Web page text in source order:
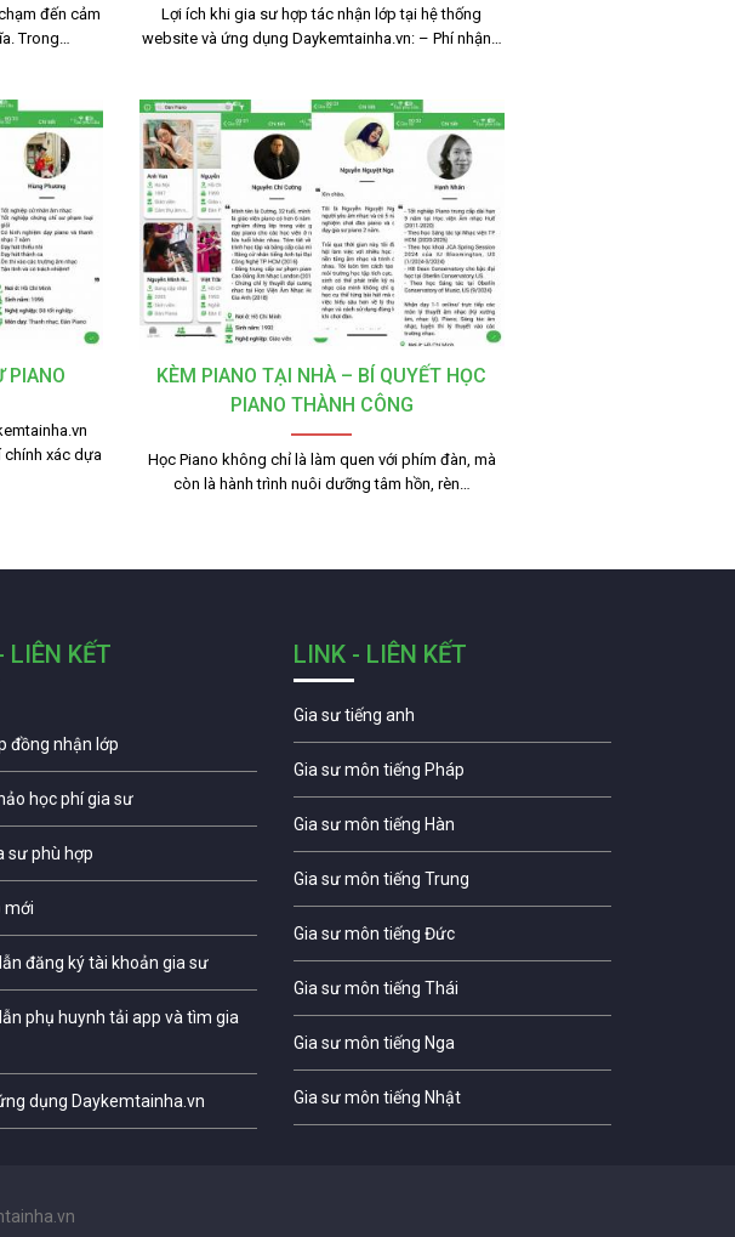
đến cảm
Trong…
Lợi ích khi gia sư hợp tác nhận lớp tại hệ thống
website và ứng dụng Daykemtainha.vn: – Phí nhận…
PIANO
chính xác dựa
KÈM PIANO TẠI NHÀ – BÍ QUYẾT HỌC
PIANO THÀNH CÔNG
Học Piano không chỉ là làm quen với phím đàn, mà
còn là hành trình nuôi dưỡng tâm hồn, rèn…
LIÊN KẾT
đồng nhận lớp
học phí gia sư
sư phù hợp
mới
đăng ký tài khoản gia sư
phụ huynh tải app và tìm gia
dụng Daykemtainha.vn
LINK - LIÊN KẾT
Gia sư tiếng anh
Gia sư môn tiếng Pháp
Gia sư môn tiếng Hàn
Gia sư môn tiếng Trung
Gia sư môn tiếng Đức
Gia sư môn tiếng Thái
Gia sư môn tiếng Nga
Gia sư môn tiếng Nhật